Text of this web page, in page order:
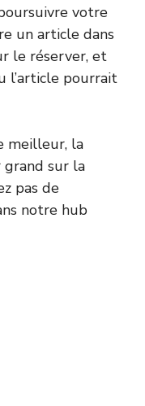
votre
un article dans
le réserver, et
l’article pourrait
meilleur, la
grand sur la
pas de
notre hub